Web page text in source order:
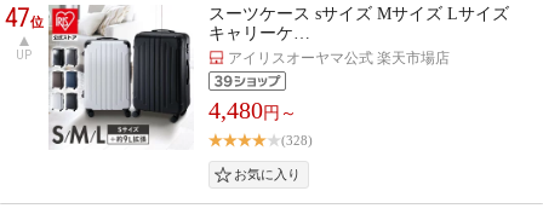
47位
UP
スーツケース sサイズ Mサイズ Lサイズ
キャリーケ…
アイリスオーヤマ公式 楽天市場店
4,480円～
(328)